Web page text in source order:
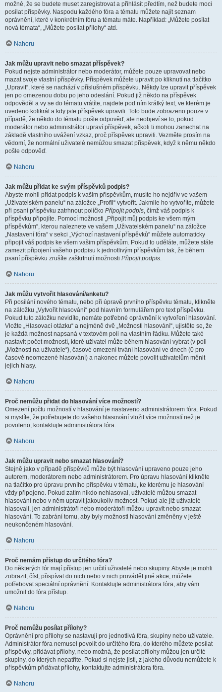
možné, že se budete muset zaregistrovat a přihlásit předtím, než budete moci
posílat příspěvky. Naspodu každého fóra a tématu můžete najít seznam
oprávnění, které v konkrétním fóru a tématu máte. Například: „Můžete posílat
nová témata“, „Můžete posílat přílohy“ atd.
Nahoru
Jak můžu upravit nebo smazat příspěvek?
Pokud nejste administrátor nebo moderátor, můžete pouze upravovat nebo
mazat svoje vlastní příspěvky. Příspěvek můžete upravit po kliknutí na tlačítko
„Upravit“, které se nachází v příslušném příspěvku. Někdy lze upravit příspěvek
jen po omezenou dobu po jeho odeslání. Pokud již někdo na příspěvek
odpověděl a vy se do tématu vrátíte, najdete pod ním krátký text, ve kterém je
uvedeno kolikrát a kdy jste příspěvek upravili. Toto bude zobrazeno pouze v
případě, že někdo do tématu pošle odpověď, ale neobjeví se to, pokud
moderátor nebo administrátor upraví příspěvek, ačkoli ti mohou zanechat na
základě vlastního uvážení vzkaz, proč příspěvek upravili. Vezměte prosím na
vědomí, že normální uživatelé nemůžou smazat příspěvek, když k němu někdo
pošle odpověď.
Nahoru
Jak můžu přidat ke svým příspěvků podpis?
Abyste mohli přidat podpis k vašim příspěvkům, musíte ho nejdřív ve vašem
„Uživatelském panelu“ na záložce „Profil“ vytvořit. Jakmile ho vytvoříte, můžete
při psaní příspěvku zatrhnout políčko Připojit podpis, čímž váš podpis k
příspěvku připojíte. Pomocí možnosti „Připojit můj podpis ke všem mým
příspěvkům“, kterou naleznete ve vašem „Uživatelském panelu“ na záložce
„Nastavení fóra“ v sekci „Výchozí nastavení příspěvků“ můžete automaticky
připojit váš podpis ke všem vašim příspěvkům. Pokud to uděláte, můžete stále
zamezit připojení vašeho podpisu k jednotlivým příspěvkům tak, že během
psaní příspěvku zrušíte zaškrtnutí možnosti Připojit podpis.
Nahoru
Jak můžu vytvořit hlasování/anketu?
Při posílání nového tématu, nebo při úpravě prvního příspěvku tématu, klikněte
na záložku „Vytvořit hlasování“ pod hlavním formulářem pro text příspěvku.
Pokud tuto záložku nevidíte, nemáte potřebné oprávnění k vytvoření hlasování.
Vložte „Hlasovací otázku“ a nejméně dvě „Možnosti hlasování“, ujistěte se, že
je každá možnost napsaná v textovém poli na vlastním řádku. Můžete také
nastavit počet možností, které uživatel může během hlasování vybrat (v poli
„Možností na uživatele“), časové omezení trvání hlasování ve dnech (0 pro
časově neomezené hlasování) a nakonec můžete povolit uživatelům měnit
jejich hlasy.
Nahoru
Proč nemůžu přidat do hlasování více možností?
Omezení počtu možností v hlasování je nastaveno administrátorem fóra. Pokud
si myslíte, že potřebujete do vašeho hlasování vložit více možností než je
povoleno, kontaktujte administrátora fóra.
Nahoru
Jak můžu upravit nebo smazat hlasování?
Stejně jako v případě příspěvků může být hlasování upraveno pouze jeho
autorem, moderátorem nebo administrátorem. Pro úpravu hlasování klikněte
na tlačítko pro úpravu prvního příspěvku v tématu, ke kterému je hlasování
vždy připojeno. Pokud zatím nikdo nehlasoval, uživatelé můžou smazat
hlasování nebo v něm upravit jakoukoliv možnost. Pokud ale již uživatelé
hlasovali, jen administrátoři nebo moderátoři můžou upravit nebo smazat
hlasování. To zabrání tomu, aby byly možnosti hlasování změněny v ještě
neukončeném hlasování.
Nahoru
Proč nemám přístup do určitého fóra?
Do některých fór mají přístup jen určití uživatelé nebo skupiny. Abyste je mohli
zobrazit, číst, přispívat do nich nebo v nich provádět jiné akce, můžete
potřebovat speciální oprávnění. Kontaktujte administrátora fóra, aby vám
umožnil do fóra přístup.
Nahoru
Proč nemůžu posílat přílohy?
Oprávnění pro přílohy se nastavují pro jednotlivá fóra, skupiny nebo uživatele.
Administrátor fóra nemusel povolit do určitého fóra, do kterého můžete posílat
příspěvky, přidávat přílohy, nebo možná, že posílat přílohy můžou jen určité
skupiny, do kterých nepatříte. Pokud si nejste jisti, z jakého důvodu nemůžete k
příspěvkům přidávat přílohy, kontaktujte administrátora fóra.
Nahoru